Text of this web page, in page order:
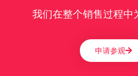
我们在整个销售过程中
申请参观